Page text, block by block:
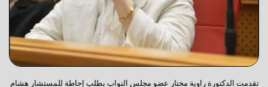
تقدمت الدكتورة راوية مختار عضو مجلس النواب بطلب إحاطة للمستشار هشام